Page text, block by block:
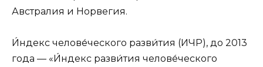
Австралия и Норвегия.
И́ндекс челове́ческого разви́тия (ИЧР), до 2013
года — «И́ндекс разви́тия челове́ческого